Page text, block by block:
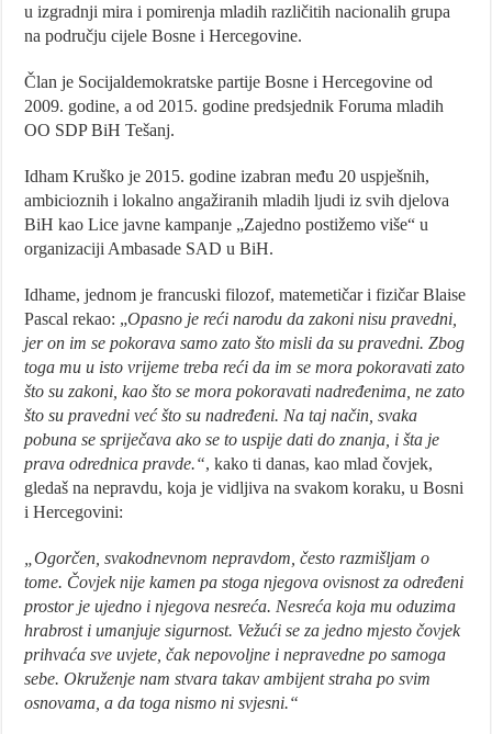
u izgradnji mira i pomirenja mladih različitih nacionalih grupa
na području cijele Bosne i Hercegovine.
Član je Socijaldemokratske partije Bosne i Hercegovine od
2009. godine, a od 2015. godine predsjednik Foruma mladih
OO SDP BiH Tešanj.
Idham Kruško je 2015. godine izabran među 20 uspješnih,
ambicioznih i lokalno angažiranih mladih ljudi iz svih djelova
BiH kao Lice javne kampanje „Zajedno postižemo više“ u
organizaciji Ambasade SAD u BiH.
Idhame, jednom je francuski filozof, matemetičar i fizičar Blaise
Pascal rekao: „Opasno je reći narodu da zakoni nisu pravedni,
jer on im se pokorava samo zato što misli da su pravedni. Zbog
toga mu u isto vrijeme treba reći da im se mora pokoravati zato
što su zakoni, kao što se mora pokoravati nadređenima, ne zato
što su pravedni već što su nadređeni. Na taj način, svaka
pobuna se spriječava ako se to uspije dati do znanja, i šta je
prava odrednica pravde.“, kako ti danas, kao mlad čovjek,
gledaš na nepravdu, koja je vidljiva na svakom koraku, u Bosni
i Hercegovini:
„Ogorčen, svakodnevnom nepravdom, često razmišljam o
tome. Čovjek nije kamen pa stoga njegova ovisnost za određeni
prostor je ujedno i njegova nesreća. Nesreća koja mu oduzima
hrabrost i umanjuje sigurnost. Vežući se za jedno mjesto čovjek
prihvaća sve uvjete, čak nepovoljne i nepravedne po samoga
sebe. Okruženje nam stvara takav ambijent straha po svim
osnovama, a da toga nismo ni svjesni.“